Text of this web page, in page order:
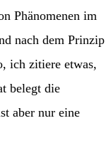
Phänomenen im
nach dem Prinzip
ich zitiere etwas,
belegt die
aber nur eine